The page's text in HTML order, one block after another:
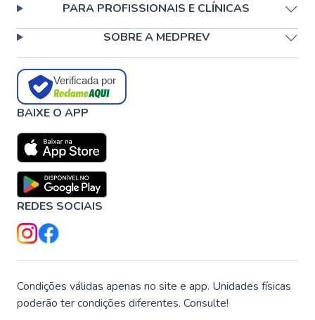
PARA PROFISSIONAIS E CLÍNICAS
SOBRE A MEDPREV
Verificada por
BAIXE O APP
REDES SOCIAIS
Condições válidas apenas no site e app. Unidades físicas
poderão ter condições diferentes. Consulte!